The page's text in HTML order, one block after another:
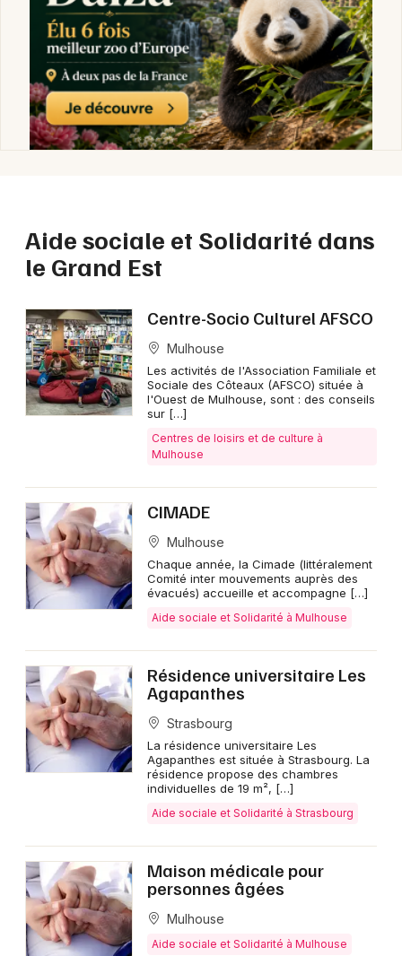
Aide sociale et Solidarité dans
le Grand Est
Centre-Socio Culturel AFSCO
Mulhouse
Les activités de l'Association Familiale et
Sociale des Côteaux (AFSCO) située à
l'Ouest de Mulhouse, sont : des conseils
sur […]
Centres de loisirs et de culture à
Mulhouse
CIMADE
Mulhouse
Chaque année, la Cimade (littéralement
Comité inter mouvements auprès des
évacués) accueille et accompagne […]
Aide sociale et Solidarité à Mulhouse
Résidence universitaire Les
Agapanthes
Strasbourg
La résidence universitaire Les
Agapanthes est située à Strasbourg. La
résidence propose des chambres
individuelles de 19 m², […]
Aide sociale et Solidarité à Strasbourg
Maison médicale pour
personnes âgées
Mulhouse
Aide sociale et Solidarité à Mulhouse